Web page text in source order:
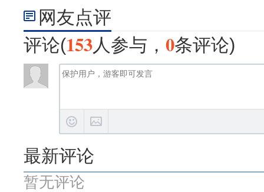
网友点评
评论(153人参与， 0条评论)
最新评论
暂无评论